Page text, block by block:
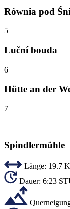
Równia pod
5
Luční bouda
6
Hütte an der
7
Spindlermühle
Länge: 19.7
Dauer: 6:23